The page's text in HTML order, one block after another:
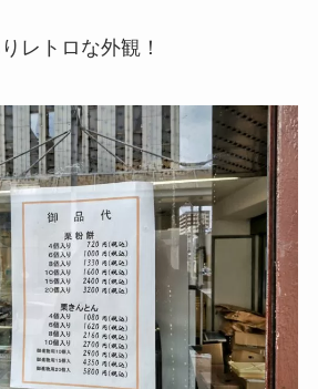
レトロな外観！